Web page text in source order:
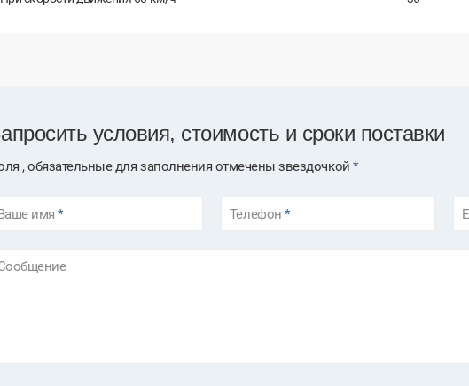
условия, стоимость и сроки поставки
, обязательные для заполнения отмечены звездочкой*
имя* Телефон*